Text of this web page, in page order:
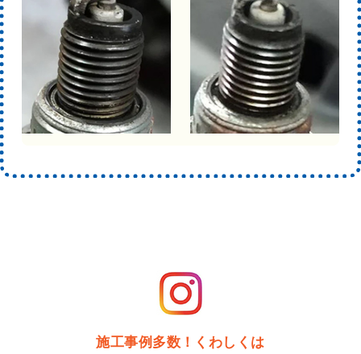
施工事例多数！くわしくは